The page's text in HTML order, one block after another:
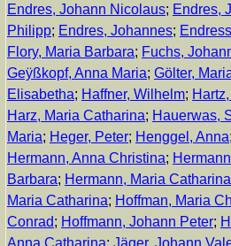
Endres, Johann Nicolaus; Endres,
Philipp; Endres, Johannes;
Flory, Maria Barbara; Fuchs,
Geÿßkopf, Anna Maria; Gölter,
Elisabetha; Haffner, Wilhelm;
Harz, Maria Catharina; Hauerwas,
Maria; Heger, Peter; Henggel, Anna;
Hermann, Anna Christina;
Barbara; Hermann, Maria Catharina
Maria Catharina; Hoffman, Maria
Conrad; Hoffmann, Johann Peter;
Anna Catharina; Jäger, Johann